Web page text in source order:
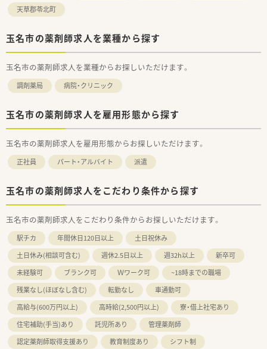
天草郡苓北町
玉名市の薬剤師求人を業種から探す
玉名市の薬剤師求人を業種からお探しいただけます。
調剤薬局 病院・クリニック
玉名市の薬剤師求人を雇用形態から探す
玉名市の薬剤師求人を雇用形態からお探しいただけます。
正社員 パート・アルバイト 派遣
玉名市の薬剤師求人をこだわり条件から探す
玉名市の薬剤師求人をこだわり条件からお探しいただけます。
駅チカ 年間休日120日以上
土日祝休み
土日休み(相談可含む)
週休2.5日以上 週32h以上
新卒可
未経験可
ブランク可 Ｗワーク可
~18時までの職場
残業なし(ほぼなし含む)
転勤なし
車通勤可
高給与(600万円以上)
高時給(2,500円以上)
寮・借上社宅あり
住宅補助(手当)あり
託児所あり
管理薬剤師
認定薬剤師取得支援あり
教育制度あり
シフト制